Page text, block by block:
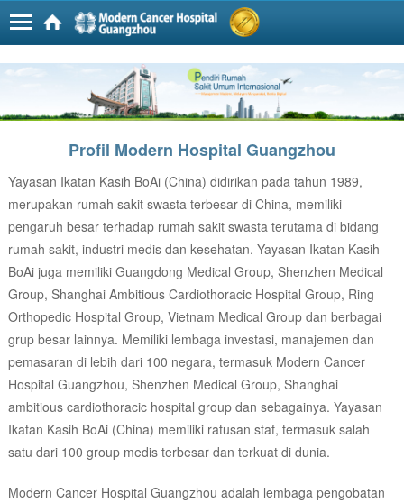
Profil Modern Hospital Guangzhou
Yayasan Ikatan Kasih BoAi (China) didirikan pada tahun 1989,
merupakan rumah sakit swasta terbesar di China, memiliki
pengaruh besar terhadap rumah sakit swasta terutama di bidang
rumah sakit, industri medis dan kesehatan. Yayasan Ikatan Kasih
BoAi juga memiliki Guangdong Medical Group, Shenzhen Medical
Group, Shanghai Ambitious Cardiothoracic Hospital Group, Ring
Orthopedic Hospital Group, Vietnam Medical Group dan berbagai
grup besar lainnya. Memiliki lembaga investasi, manajemen dan
pemasaran di lebih dari 100 negara, termasuk Modern Cancer
Hospital Guangzhou, Shenzhen Medical Group, Shanghai
ambitious cardiothoracic hospital group dan sebagainya. Yayasan
Ikatan Kasih BoAi (China) memiliki ratusan staf, termasuk salah
satu dari 100 group medis terbesar dan terkuat di dunia.
Modern Cancer Hospital Guangzhou adalah lembaga pengobatan